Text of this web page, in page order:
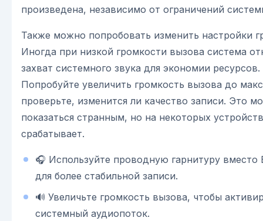
произведена, независимо от ограничений
Также можно попробовать изменить настройки
Иногда при низкой громкости вызова система
захват системного звука для экономии ресурсов.
Попробуйте увеличить громкость вызова до
проверьте, изменится ли качество записи. Это
показаться странным, но на некоторых
срабатывает.
🎧 Используйте проводную гарнитуру вместо
для более стабильной записи.
🔊 Увеличьте громкость вызова, чтобы
системный аудиопоток.